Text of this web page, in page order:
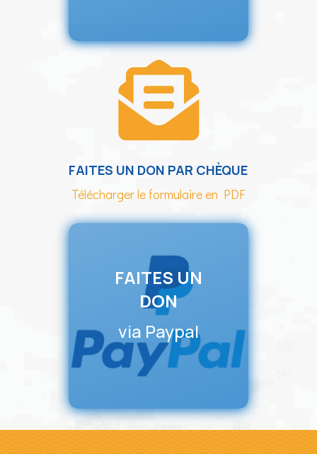

FAITES UN DON PAR CHÈQUE
Télécharger le formulaire en PDF
FAITES UN
DON
via Paypal